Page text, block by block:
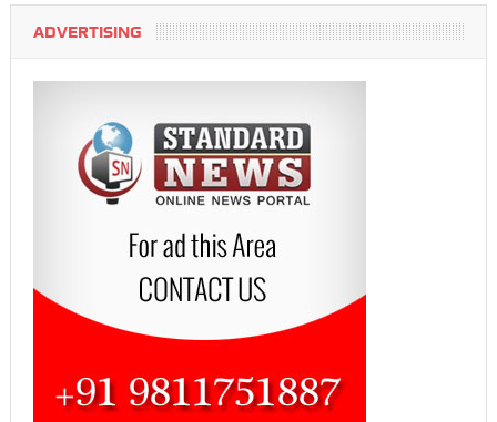
ADVERTISING